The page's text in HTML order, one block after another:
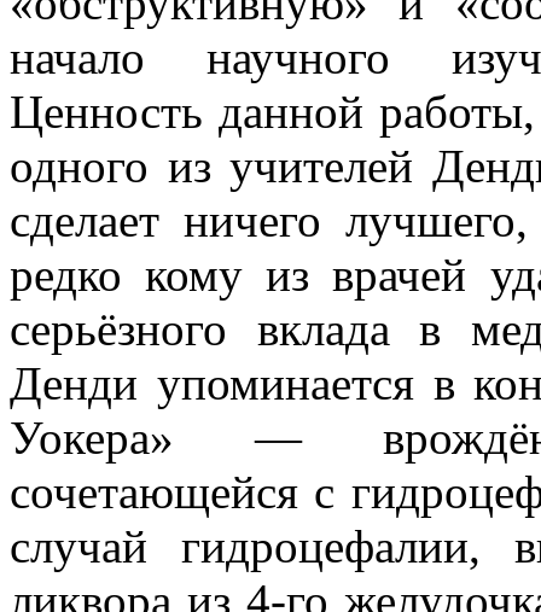
начало научного
Ценность данной
одного из учителей
сделает ничего
редко кому из врачей
серьёзного вклада в
Денди упоминается в
Уокера» —
сочетающейся с
случай гидроцефалии,
ликвора из 4-го